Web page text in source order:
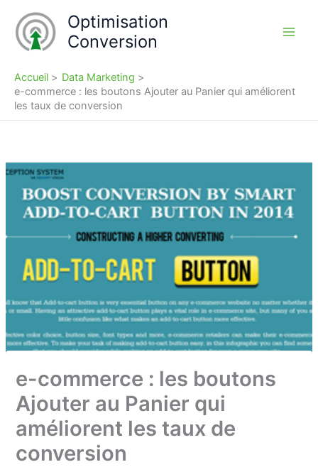
contenu
Optimisation
Conversion
Accueil
Data Marketing
e-commerce : les boutons Ajouter au Panier qui améliorent
les taux de conversion
e-commerce : les boutons
Ajouter au Panier qui
améliorent les taux de
conversion